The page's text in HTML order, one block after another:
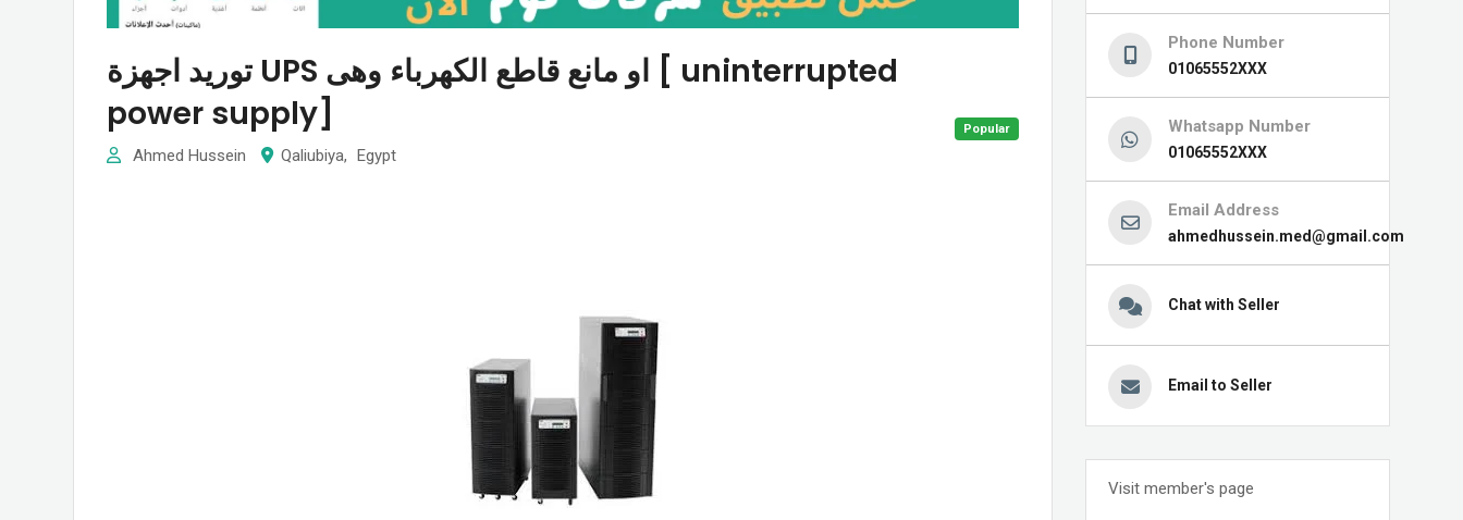
توريد اجهزة UPS او مانع قاطع الكهرباء وهى [ uninterrupted
power supply]
Ahmed Hussein Qaliubiya, Egypt
Popular
Phone Number
01065552XXX
Whatsapp Number
01065552XXX
Email Address
ahmedhussein.med@gmail.com
Chat with Seller
Email to Seller
Visit member's page